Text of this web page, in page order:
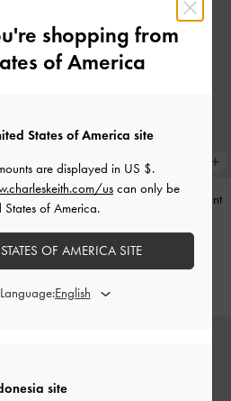
Tas Bahu Panelled Bow Heart-Print
IDR1,349,000
shopping from
of America
site
States of America site
are displayed in US $.
us can only be
of America.
OF AMERICA SITE